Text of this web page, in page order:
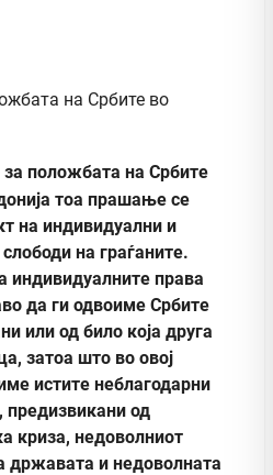
на Србите во
за положбата на Србите
тоа прашање се
на индивидуални и
на граѓаните.
индивидуалните права
да ги одвоиме Србите
или од било која друга
затоа што во овој
истите неблагодарни
од
криза, недоволниот
државата и недоволната